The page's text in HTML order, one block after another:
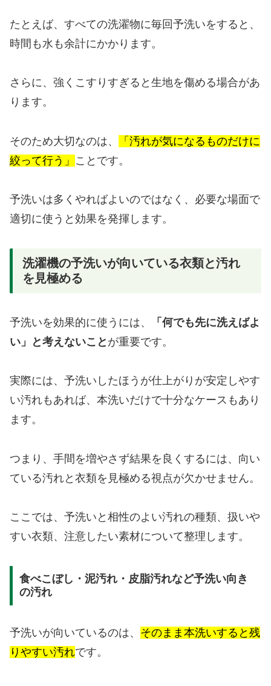
たとえば、すべての洗濯物に毎回予洗いをすると、
時間も水も余計にかかります。
さらに、強くこすりすぎると生地を傷める場合があ
ります。
そのため大切なのは、
「汚れが気になるものだけに
絞って行う」 ことです。
予洗いは多くやればよいのではなく、必要な場面で
適切に使うと効果を発揮します。
洗濯機の予洗いが向いている衣類と汚れ
を見極める
予洗いを効果的に使うには、
「何でも先に洗えばよ
い」と考えないこと が重要です。
実際には、予洗いしたほうが仕上がりが安定しやす
い汚れもあれば、本洗いだけで十分なケースもあり
ます。
つまり、手間を増やさず結果を良くするには、向い
ている汚れと衣類を見極める視点が欠かせません。
ここでは、予洗いと相性のよい汚れの種類、扱いや
すい衣類、注意したい素材について整理します。
食べこぼし・泥汚れ・皮脂汚れなど予洗い向き
の汚れ
予洗いが向いているのは、 そのまま本洗いすると残
りやすい汚れです。